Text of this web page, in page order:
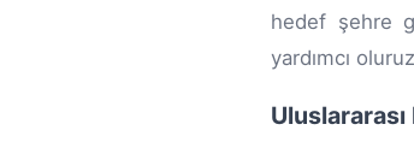
hedef şehre
yardımcı